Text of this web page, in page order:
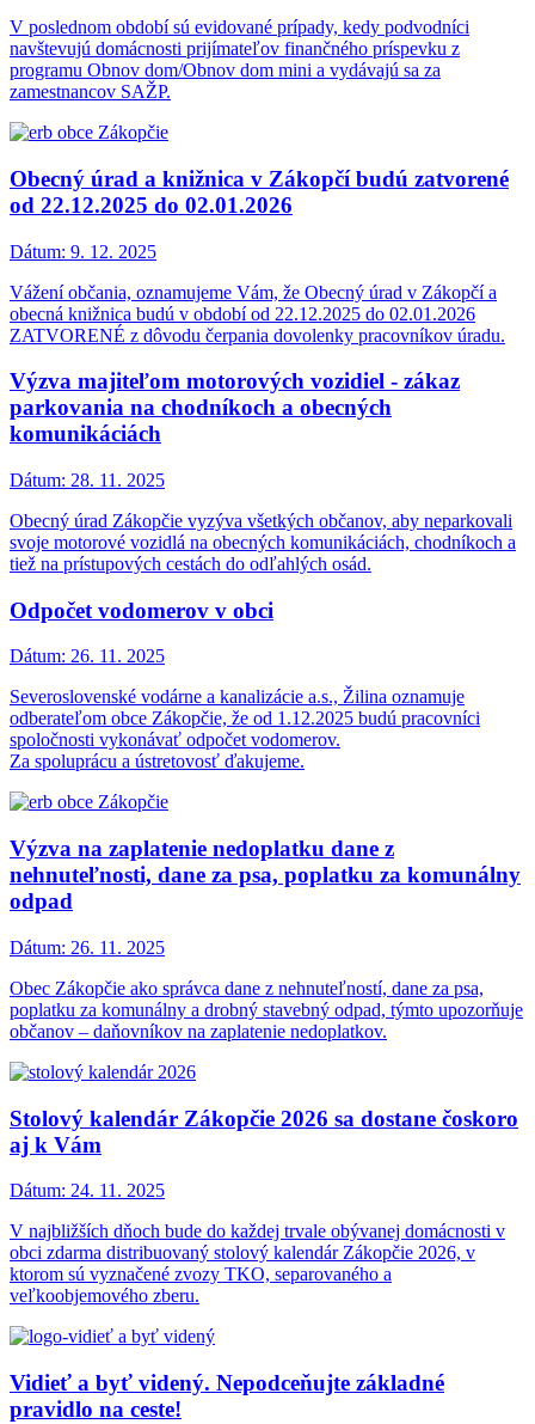
V poslednom období sú evidované prípady, kedy podvodníci
navštevujú domácnosti prijímateľov finančného príspevku z
programu Obnov dom/Obnov dom mini a vydávajú sa za
zamestnancov SAŽP.
Obecný úrad a knižnica v Zákopčí budú zatvorené
od 22.12.2025 do 02.01.2026
Dátum: 9. 12. 2025
Vážení občania, oznamujeme Vám, že Obecný úrad v Zákopčí a
obecná knižnica budú v období od 22.12.2025 do 02.01.2026
ZATVORENÉ z dôvodu čerpania dovolenky pracovníkov úradu.
Výzva majiteľom motorových vozidiel - zákaz
parkovania na chodníkoch a obecných
komunikáciách
Dátum: 28. 11. 2025
Obecný úrad Zákopčie vyzýva všetkých občanov, aby neparkovali
svoje motorové vozidlá na obecných komunikáciách, chodníkoch a
tiež na prístupových cestách do odľahlých osád.
Odpočet vodomerov v obci
Dátum: 26. 11. 2025
Severoslovenské vodárne a kanalizácie a.s., Žilina oznamuje
odberateľom obce Zákopčie, že od 1.12.2025 budú pracovníci
spoločnosti vykonávať odpočet vodomerov.
Za spoluprácu a ústretovosť ďakujeme.
Výzva na zaplatenie nedoplatku dane z
nehnuteľnosti, dane za psa, poplatku za komunálny
odpad
Dátum: 26. 11. 2025
Obec Zákopčie ako správca dane z nehnuteľností, dane za psa,
poplatku za komunálny a drobný stavebný odpad, týmto upozorňuje
občanov – daňovníkov na zaplatenie nedoplatkov.
Stolový kalendár Zákopčie 2026 sa dostane čoskoro
aj k Vám
Dátum: 24. 11. 2025
V najbližších dňoch bude do každej trvale obývanej domácnosti v
obci zdarma distribuovaný stolový kalendár Zákopčie 2026, v
ktorom sú vyznačené zvozy TKO, separovaného a
veľkoobjemového zberu.
Vidieť a byť videný. Nepodceňujte základné
pravidlo na ceste!